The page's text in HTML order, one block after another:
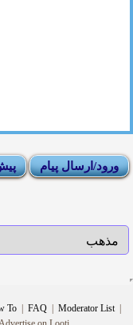
To FAQ Moderator List